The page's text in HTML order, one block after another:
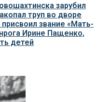
зарубил
труп во дворе
звание «Мать-
Ирине Пащенко,
детей